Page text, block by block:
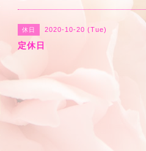
休日 2020-10-20 (Tue)
定休日